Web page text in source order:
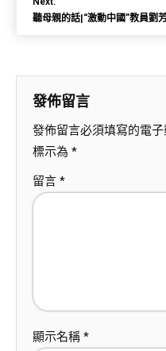
聽母親的話|“激動中國”教員劉
發佈留言
發佈留言必須填寫的電
標示為 *
留言 *
顯示名稱 *